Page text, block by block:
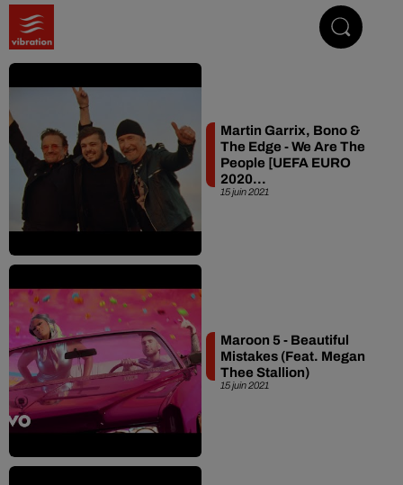
15 juin 2021
Martin Garrix, Bono &
The Edge - We Are The
People [UEFA EURO
2020...
15 juin 2021
Maroon 5 - Beautiful
Mistakes (Feat. Megan
Thee Stallion)